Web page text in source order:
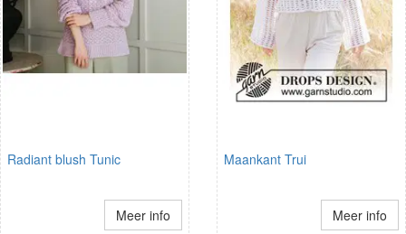
Radiant blush Tunic
Meer info
Maankant Trui
Meer info